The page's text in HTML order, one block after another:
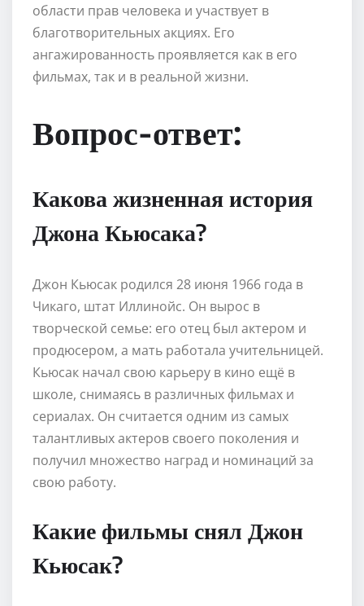
области прав человека и участвует в
благотворительных акциях. Его
ангажированность проявляется как в его
фильмах, так и в реальной жизни.
Вопрос-ответ:
Какова жизненная история
Джона Кьюсака?
Джон Кьюсак родился 28 июня 1966 года в
Чикаго, штат Иллинойс. Он вырос в
творческой семье: его отец был актером и
продюсером, а мать работала учительницей.
Кьюсак начал свою карьеру в кино ещё в
школе, снимаясь в различных фильмах и
сериалах. Он считается одним из самых
талантливых актеров своего поколения и
получил множество наград и номинаций за
свою работу.
Какие фильмы снял Джон
Кьюсак?